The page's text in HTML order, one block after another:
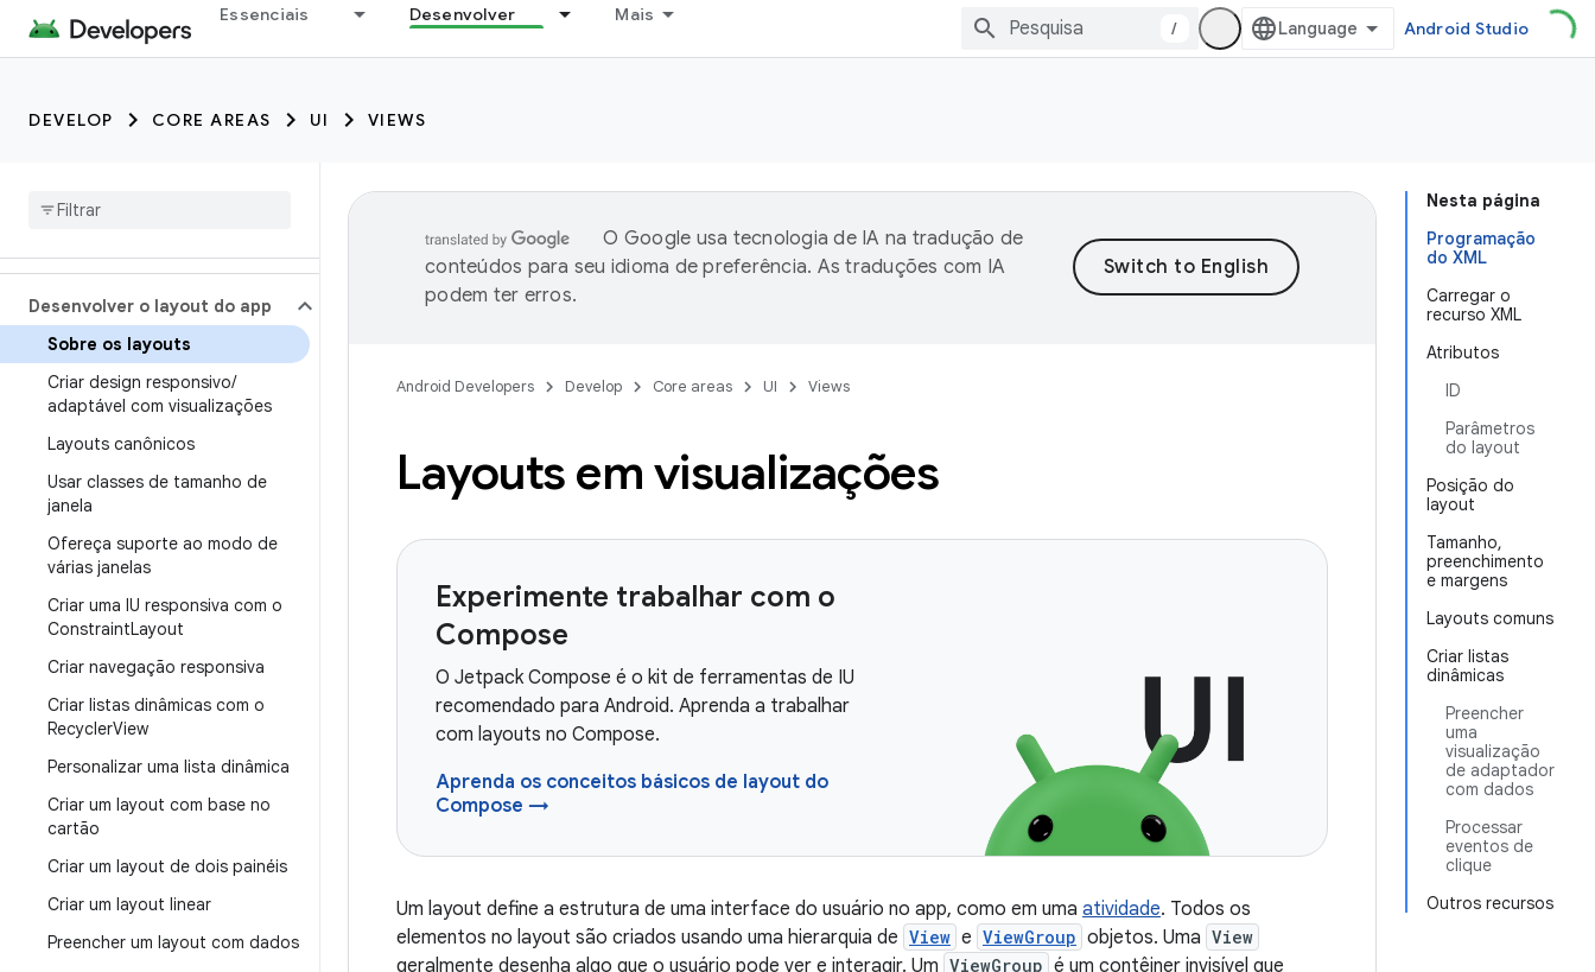
Essenciais Desenvolver Mais
/ Android Studio
DEVELOP CORE AREAS UI VIEWS
Desenvolver o layout do app
Sobre os layouts
Criar design responsivo/
adaptável com visualizações
Layouts canônicos
Usar classes de tamanho de
janela
Ofereça suporte ao modo de
várias janelas
Criar uma IU responsiva com o
ConstraintLayout
Criar navegação responsiva
Criar listas dinâmicas com o
RecyclerView
Personalizar uma lista dinâmica
Criar um layout com base no
cartão
Criar um layout de dois painéis
Criar um layout linear
Preencher um layout com dados
Nesta página
Programação
do XML
Carregar o
recurso XML
Atributos
ID
Parâmetros
do layout
Posição do
layout
Tamanho,
preenchimento
e margens
Layouts comuns
Criar listas
dinâmicas
Preencher
uma
visualização
de adaptador
com dados
Processar
eventos de
clique
Outros recursos
O Google usa tecnologia de IA na tradução de
conteúdos para seu idioma de preferência. As traduções com IA
podem ter erros.
Android Developers Develop Core areas UI Views
Layouts em visualizações
Experimente trabalhar com o
Compose
O Jetpack Compose é o kit de ferramentas de IU
recomendado para Android. Aprenda a trabalhar
com layouts no Compose.
Aprenda os conceitos básicos de layout do
Compose →
Um layout define a estrutura de uma interface do usuário no app, como em uma atividade. Todos os
elementos no layout são criados usando uma hierarquia de View e ViewGroup objetos. Uma View
geralmente desenha algo que o usuário pode ver e interagir. Um ViewGroup é um contêiner invisível que